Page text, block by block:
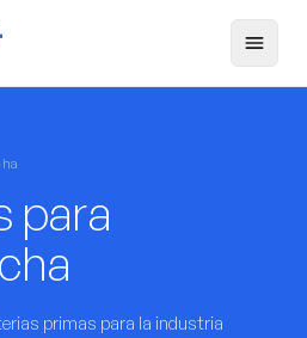
para
primas para la industria